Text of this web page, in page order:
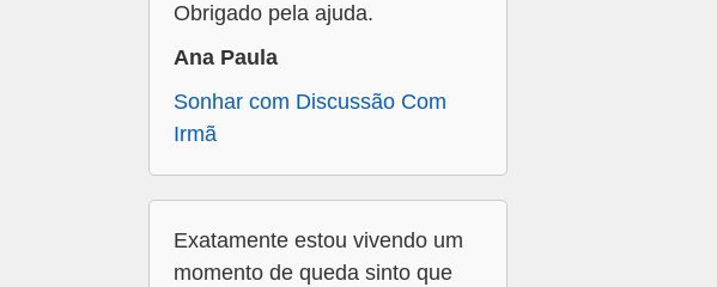
Obrigado pela ajuda.
Ana Paula
Sonhar com Discussão Com
Irmã
Exatamente estou vivendo um
momento de queda sinto que